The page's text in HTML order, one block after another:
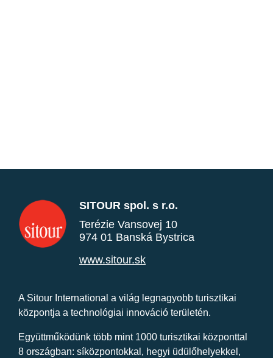
SITOUR spol. s r.o.
Terézie Vansovej 10
974 01 Banská Bystrica
www.sitour.sk
A Sitour International a világ legnagyobb turisztikai
központja a technológiai innováció területén.
Együttműködünk több mint 1000 turisztikai központtal
8 országban: síközpontokkal, hegyi üdülőhelyekkel,